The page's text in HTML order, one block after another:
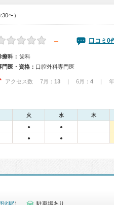
〜）
－ 口コミ0
療科： 歯科
門医・資格： 口腔外科専門医
アクセス数 7月： 13 | 6月： 4 | 年
火 水 木
● ●
● ●
比駅 ） 駐車場あり